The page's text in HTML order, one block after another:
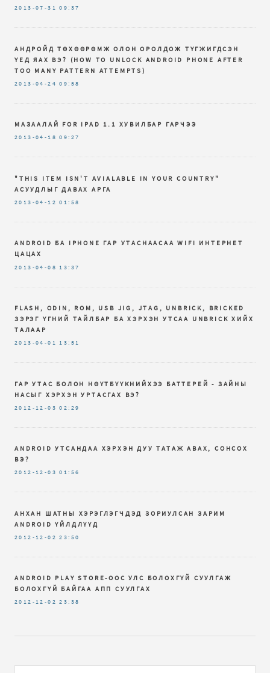
2013-07-31 09:37
АНДРОЙД ТӨХӨӨРӨМЖ ОЛОН ОРОЛДОЖ ТҮГЖИГДСЭН
ҮЕД ЯАХ ВЭ? (HOW TO UNLOCK ANDROID PHONE AFTER
TOO MANY PATTERN ATTEMPTS)
2013-04-24 09:58
МАЗААЛАЙ FOR IPAD 1.1 ХУВИЛБАР ГАРЧЭЭ
2013-04-18 09:27
"THIS ITEM ISN'T AVIALABLE IN YOUR COUNTRY"
АСУУДЛЫГ ДАВАХ АРГА
2013-04-12 01:58
ANDROID БА IPHONE ГАР УТАСНААСАА WIFI ИНТЕРНЕТ
ЦАЦАХ
2013-04-08 13:37
FLASH, ODIN, ROM, USB JIG, JTAG, UNBRICK, BRICKED
ЗЭРЭГ ҮГНИЙ ТАЙЛБАР БА ХЭРХЭН УТСАА UNBRICK ХИЙХ
ТАЛААР
2013-04-01 13:51
ГАР УТАС БОЛОН НӨҮТБҮҮКНИЙХЭЭ БАТТЕРЕЙ - ЗАЙНЫ
НАСЫГ ХЭРХЭН УРТАСГАХ ВЭ?
2012-12-03 02:29
ANDROID УТСАНДАА ХЭРХЭН ДУУ ТАТАЖ АВАХ, СОНСОХ
ВЭ?
2012-12-03 01:56
АНХАН ШАТНЫ ХЭРЭГЛЭГЧДЭД ЗОРИУЛСАН ЗАРИМ
ANDROID ҮЙЛДЛҮҮД
2012-12-02 23:50
ANDROID PLAY STORE-ООС УЛС БОЛОХГҮЙ СУУЛГАЖ
БОЛОХГҮЙ БАЙГАА АПП СУУЛГАХ
2012-12-02 23:38